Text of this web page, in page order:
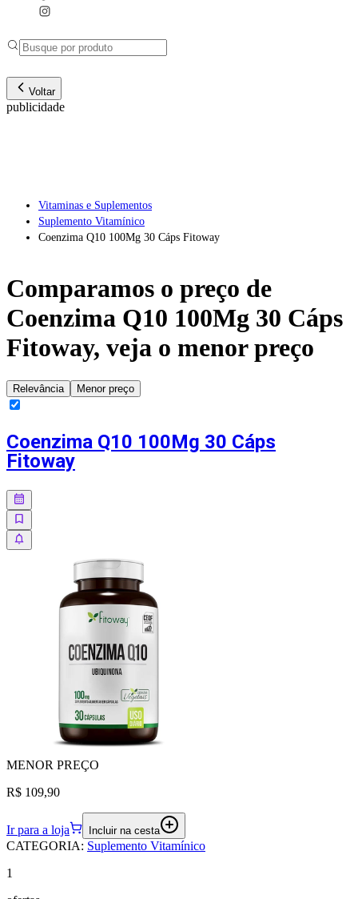
Voltar
publicidade
Vitaminas e Suplementos
Suplemento Vitamínico
Coenzima Q10 100Mg 30 Cáps Fitoway
Comparamos o preço de
Coenzima Q10 100Mg 30 Cáps
Fitoway, veja o menor preço
Relevância Menor preço
Coenzima Q10 100Mg 30 Cáps
Fitoway
MENOR PREÇO
R$ 109,90
Ir para a loja Incluir na cesta
CATEGORIA: Suplemento Vitamínico
1